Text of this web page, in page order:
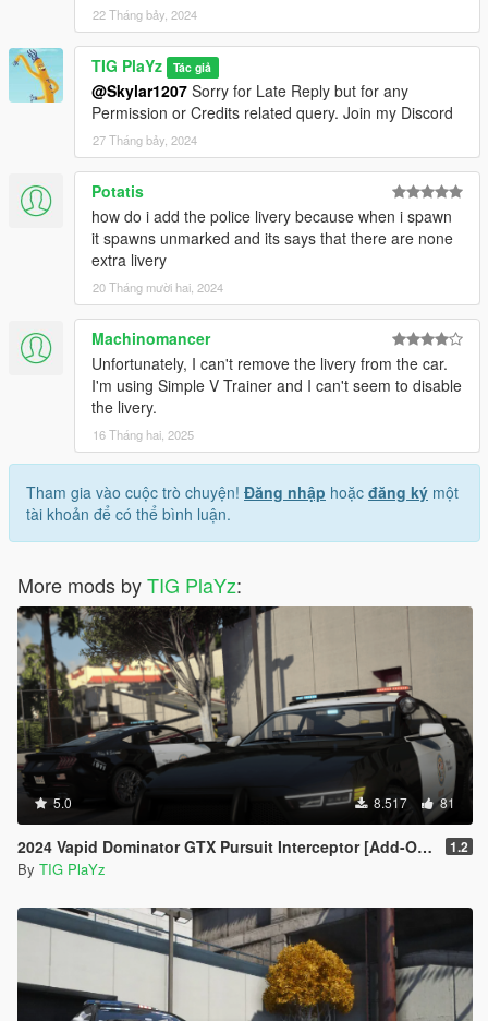
22 Tháng bảy, 2024
TIG PlaYz Tác giả
@Skylar1207 Sorry for Late Reply but for any
Permission or Credits related query. Join my Discord
27 Tháng bảy, 2024
Potatis
how do i add the police livery because when i spawn
it spawns unmarked and its says that there are none
extra livery
20 Tháng mười hai, 2024
Machinomancer
Unfortunately, I can't remove the livery from the car.
I'm using Simple V Trainer and I can't seem to disable
the livery.
16 Tháng hai, 2025
Tham gia vào cuộc trò chuyện! Đăng nhập hoặc đăng ký một
tài khoản để có thể bình luận.
More mods byTIG PlaYz:
5.0 8.517 81
2024 Vapid Dominator GTX Pursuit Interceptor [Add-On / FiveM | Tuning | LODs] 1.2
By TIG PlaYz